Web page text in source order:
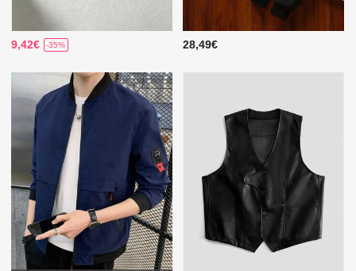
9,42€ -35% 28,49€